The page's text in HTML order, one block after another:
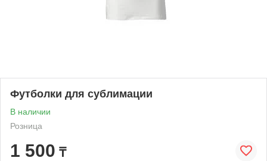
Футболки для сублимации
В наличии
Розница
1 500 ₸